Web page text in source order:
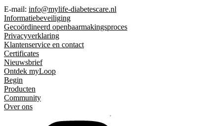
E-mail: info@mylife-diabetescare.nl
Informatiebeveiliging
Gecoördineerd openbaarmakingsproces
Privacyverklaring
Klantenservice en contact
Certificates
Nieuwsbrief
Ontdek myLoop
Begin
Producten
Community
Over ons